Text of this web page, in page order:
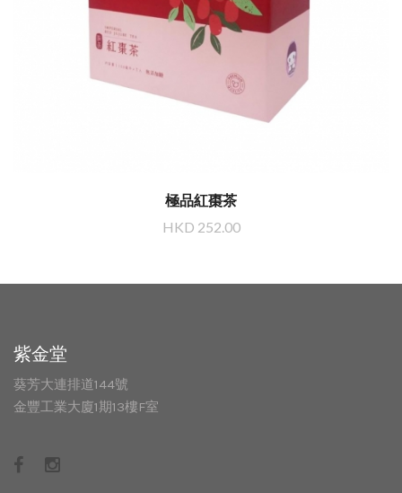
極品紅棗茶
HKD 252.00
紫金堂
葵芳大連排道144號
金豐工業大廈1期13樓F室